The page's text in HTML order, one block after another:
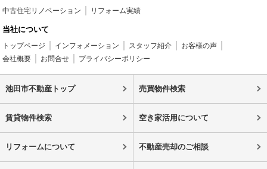
中古住宅リノベーション リフォーム実績
当社について
トップページ インフォメーション スタッフ紹介
お客様の声
会社概要
お問合せ プライバシーポリシー
池田市不動産トップ 売買物件検索
賃貸物件検索 空き家活用について
リフォームについて 不動産売却のご相談